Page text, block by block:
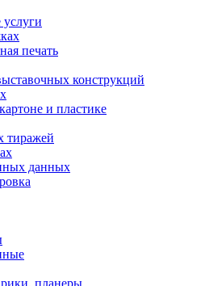
печать
конструкций
и пластике
тиражей
данных
планеры